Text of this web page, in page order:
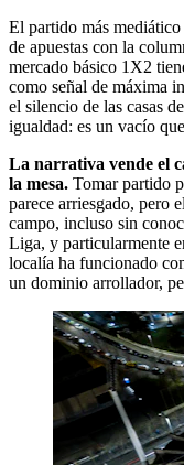
El partido más
de apuestas con la
mercado básico 1X2
como señal de máxima
el silencio de las casas
igualdad: es un vacío
La narrativa vende el
la mesa. Tomar partido
parece arriesgado, pero
campo, incluso sin
Liga, y particularmente
localía ha funcionado
un dominio arrollador,